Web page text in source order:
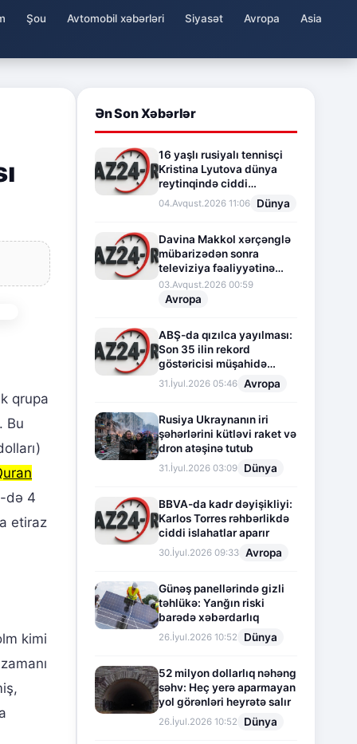
Şou Avtomobil xəbərləri Siyasət Avropa
Asia
qrupa
Bu
də 4
etiraz
kimi
Ən Son Xəbərlər
16 yaşlı rusiyalı tennisçi
Kristina Lyutova dünya
reytinqində ciddi
irəliləyişə imza atdı
04.Avqust.2026 11:06 Dünya
Davina Makkol xərçənglə
mübarizədən sonra
televiziya fəaliyyətinə
fasilə verir
03.Avqust.2026 00:59
Avropa
ABŞ-da qızılca yayılması:
Son 35 ilin rekord
göstəricisi müşahidə
olunur
31.İyul.2026 05:46 Avropa
Rusiya Ukraynanın iri
şəhərlərini kütləvi raket və
dron atəşinə tutub
31.İyul.2026 03:09 Dünya
BBVA-da kadr dəyişikliyi:
Karlos Torres rəhbərlikdə
ciddi islahatlar aparır
30.İyul.2026 09:33 Avropa
Günəş panellərində gizli
təhlükə: Yanğın riski
barədə xəbərdarlıq
26.İyul.2026 10:52 Dünya
52 milyon dollarlıq nəhəng
səhv: Heç yerə aparmayan
yol görənləri heyrətə salır
26.İyul.2026 10:52 Dünya